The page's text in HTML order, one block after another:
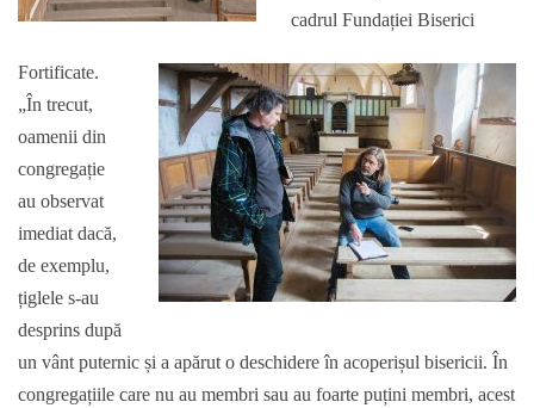
cadrul Fundației Biserici
Fortificate.
„În trecut,
oamenii din
congregație
au observat
imediat dacă,
de exemplu,
țiglele s-au
desprins după
un vânt puternic și a apărut o deschidere în acoperișul bisericii. În
congregațiile care nu au membri sau au foarte puțini membri, acest